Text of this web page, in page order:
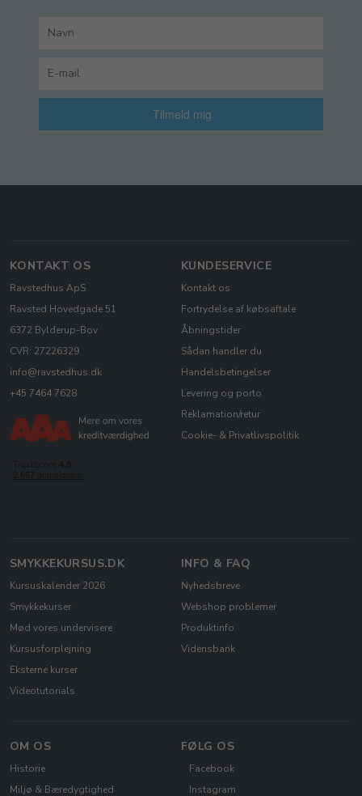
Tilmeld mig
KONTAKT OS
Ravstedhus ApS
Ravsted Hovedgade 51
6372 Bylderup-Bov
CVR: 27226329
info@ravstedhus.dk
+45 7464 7628
KUNDESERVICE
Kontakt os
Fortrydelse af købsaftale
Åbningstider
Sådan handler du
Handelsbetingelser
Levering og porto
Reklamation/retur
Cookie- & Privatlivspolitik
SMYKKEKURSUS.DK
Kursuskalender 2026
Smykkekurser
Mød vores undervisere
Kursusforplejning
Eksterne kurser
Videotutorials
INFO & FAQ
Nyhedsbreve
Webshop problemer
Produktinfo
Vidensbank
OM OS
Historie
Miljø & Bæredygtighed
FØLG OS
Facebook
Instagram